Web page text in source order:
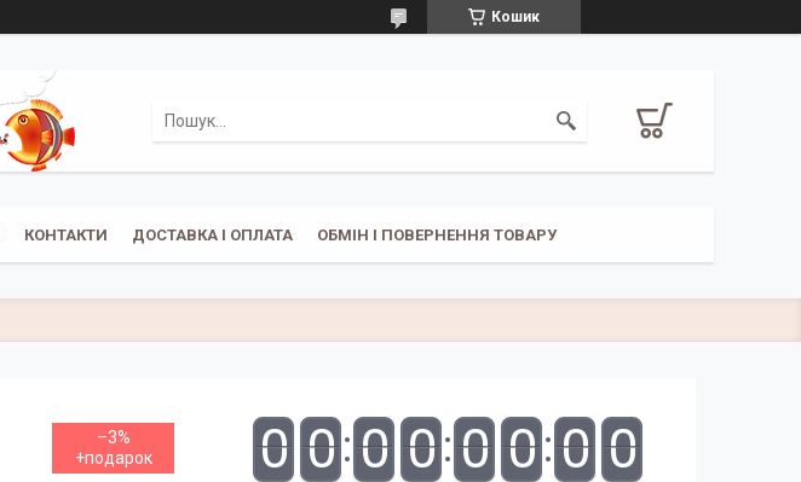
Кошик
КОНТАКТИ ДОСТАВКА І ОПЛАТА ОБМІН І ПОВЕРНЕННЯ ТОВАРУ
–3% 0 0 0 0 0 0 0 0